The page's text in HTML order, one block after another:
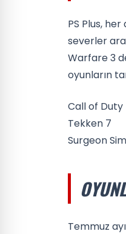
PS Plus,
severler
Warfare 3
oyunların
Call of
Tekken 7
Surgeon
Temmuz